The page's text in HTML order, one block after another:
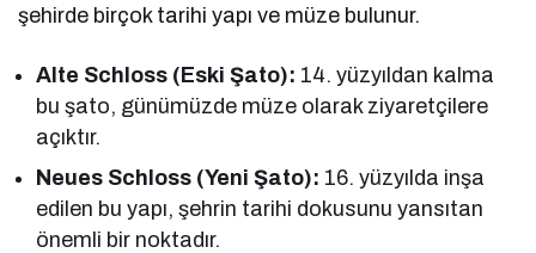
şehirde birçok tarihi yapı ve müze bulunur.
Alte Schloss (Eski Şato): 14. yüzyıldan kalma
bu şato, günümüzde müze olarak ziyaretçilere
açıktır.
Neues Schloss (Yeni Şato): 16. yüzyılda inşa
edilen bu yapı, şehrin tarihi dokusunu yansıtan
önemli bir noktadır.